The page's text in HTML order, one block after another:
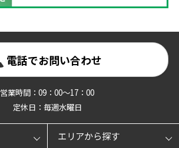
電話でお問い合わせ
営業時間：09：00～17：00
定休日：毎週水曜日
エリアから探す